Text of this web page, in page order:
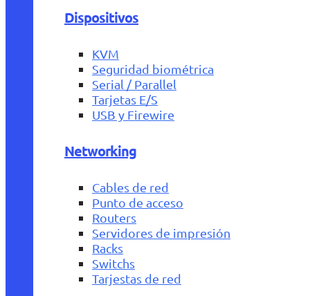
Dispositivos
KVM
Seguridad biométrica
Serial / Parallel
Tarjetas E/S
USB y Firewire
Networking
Cables de red
Punto de acceso
Routers
Servidores de impresión
Racks
Switchs
Tarjestas de red